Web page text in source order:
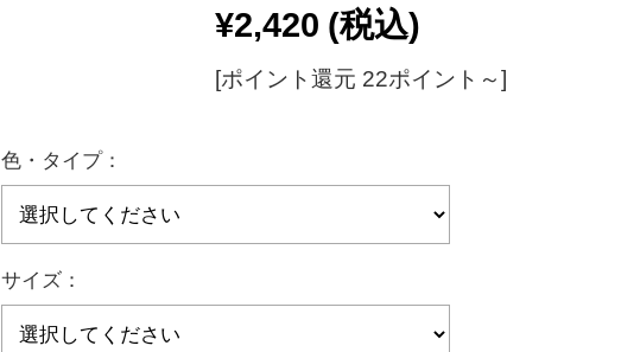
¥2,420 (税込)
[ポイント還元 22ポイント～]
色・タイプ：
サイズ：